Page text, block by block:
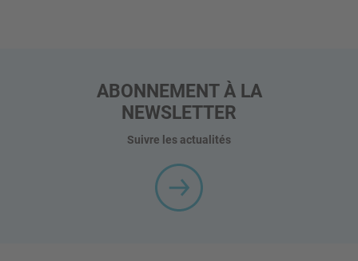
ABONNEMENT À LA
NEWSLETTER
Suivre les actualités